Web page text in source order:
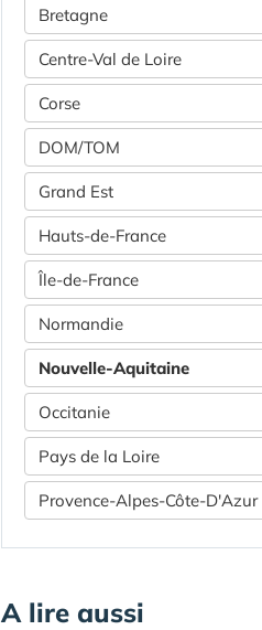
Bretagne
Centre-Val de Loire
Corse
DOM/TOM
Grand Est
Hauts-de-France
Île-de-France
Normandie
Nouvelle-Aquitaine
Occitanie
Pays de la Loire
Provence-Alpes-Côte-D'Azur
A lire aussi